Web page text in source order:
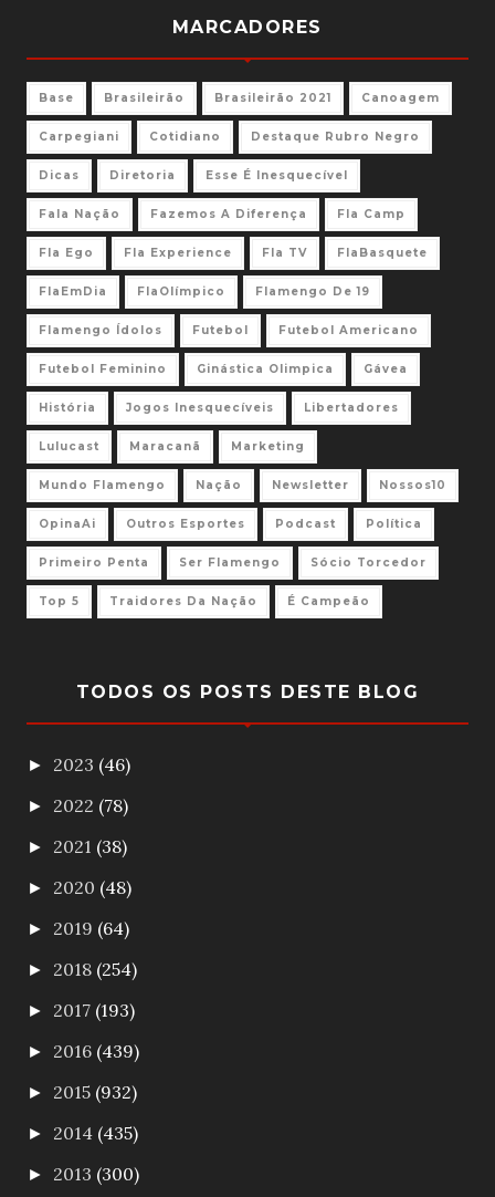
MARCADORES
Base Brasileirão Brasileirão 2021 Canoagem
Carpegiani Cotidiano Destaque Rubro Negro
Dicas Diretoria Esse É Inesquecível
Fala Nação Fazemos A Diferença Fla Camp
Fla Ego Fla Experience Fla TV FlaBasquete
FlaEmDia FlaOlímpico Flamengo De 19
Flamengo Ídolos Futebol Futebol Americano
Futebol Feminino Ginástica Olimpica Gávea
História Jogos Inesquecíveis Libertadores
Lulucast Maracanã Marketing
Mundo Flamengo Nação Newsletter Nossos10
OpinaAi Outros Esportes Podcast Política
Primeiro Penta Ser Flamengo Sócio Torcedor
Top 5 Traidores Da Nação É Campeão
TODOS OS POSTS DESTE BLOG
► 2023 (46)
► 2022 (78)
► 2021 (38)
► 2020 (48)
► 2019 (64)
► 2018 (254)
► 2017 (193)
► 2016 (439)
► 2015 (932)
► 2014 (435)
► 2013 (300)